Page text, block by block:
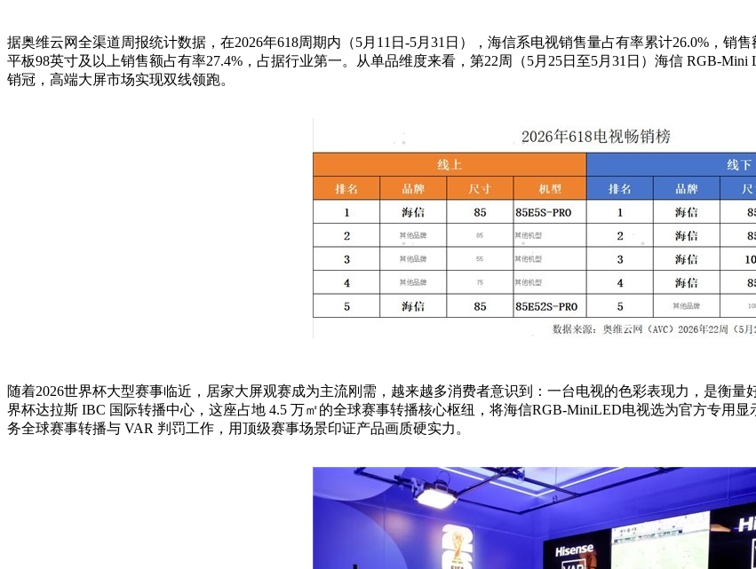
据奥维云网全渠道周报统计数据，在2026年618周期内（5月11日-5月31日），海信系电视销售量占有率累计26.0%，销
平板98英寸及以上销售额占有率27.4%，占据行业第一。从单品维度来看，第22周（5月25日至5月31日）海信 RGB-
销冠，高端大屏市场实现双线领跑。
随着2026世界杯大型赛事临近，居家大屏观赛成为主流刚需，越来越多消费者意识到：一台电视的色彩表现力，是衡
界杯达拉斯 IBC 国际转播中心，这座占地 4.5 万㎡的全球赛事转播核心枢纽，将海信RGB-MiniLED电视选为官方专用
务全球赛事转播与 VAR 判罚工作，用顶级赛事场景印证产品画质硬实力。